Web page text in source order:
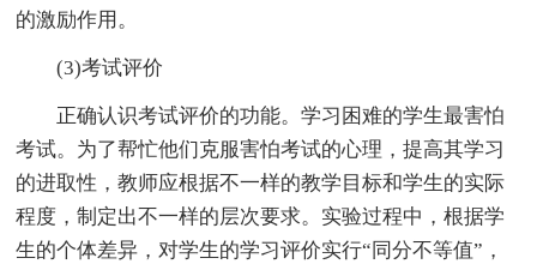
的激励作用。
(3)考试评价
正确认识考试评价的功能。学习困难的学生最害怕
考试。为了帮忙他们克服害怕考试的心理，提高其学习
的进取性，教师应根据不一样的教学目标和学生的实际
程度，制定出不一样的层次要求。实验过程中，根据学
生的个体差异，对学生的学习评价实行“同分不等值”，